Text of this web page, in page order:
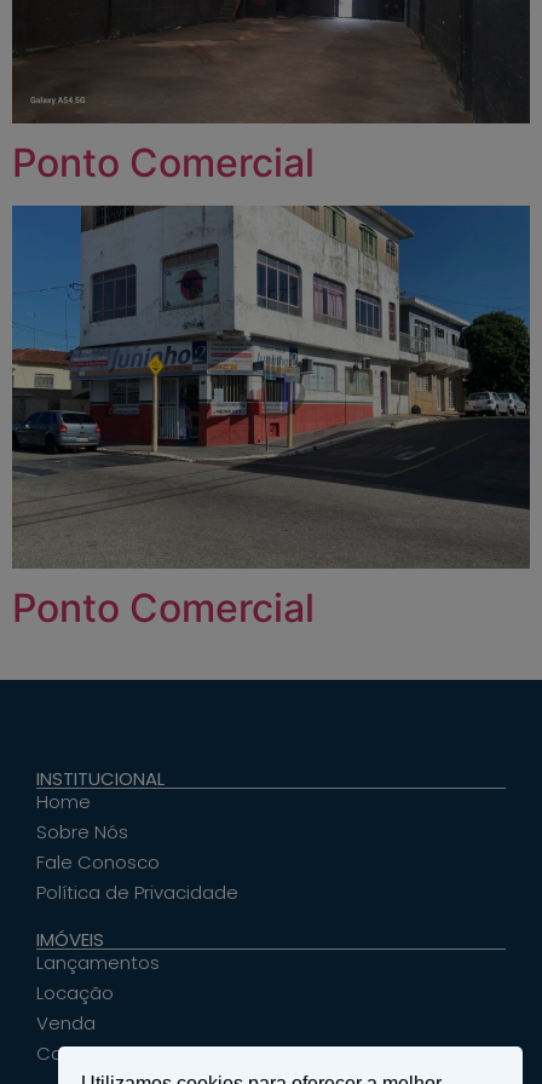
Ponto Comercial
Ponto Comercial
INSTITUCIONAL
Home
Sobre Nós
Fale Conosco
Política de Privacidade
IMÓVEIS
Lançamentos
Locação
Venda
Cadastrar Seu Imóvel